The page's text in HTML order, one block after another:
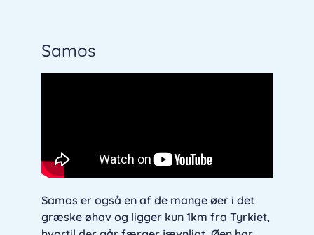
Samos
Samos er også en af de mange øer i det
græske øhav og ligger kun 1km fra Tyrkiet,